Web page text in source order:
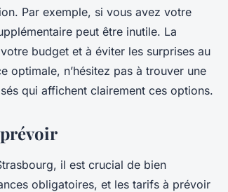
Par exemple, si vous avez votre
peut être inutile. La
budget et à éviter les surprises au
optimale, n’hésitez pas à trouver une
qui affichent clairement ces options.
il est crucial de bien
obligatoires, et les tarifs à prévoir